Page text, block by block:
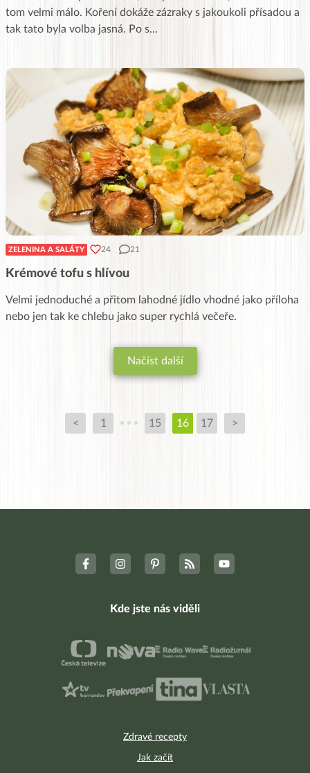
tom velmi málo. Koření dokáže zázraky s jakoukoli přísadou a
tak tato byla volba jasná. Po s...
ZELENINA A SALÁTY 24 21
Krémové tofu s hlívou
Velmi jednoduché a přitom lahodné jídlo vhodné jako příloha
nebo jen tak ke chlebu jako super rychlá večeře.
Načíst další
< 1 15 16 17 >
Zdravé recepty
Jak začít
Kde jste nás viděli